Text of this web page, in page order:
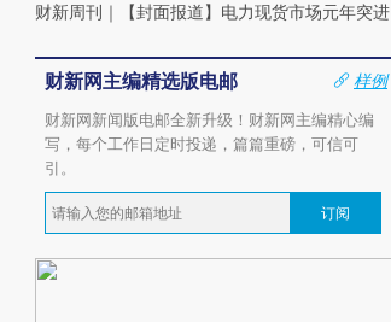
财新周刊 ｜ 【封面报道】电力现货市场元年突进
财新网主编精选版电邮
样例
财新网新闻版电邮全新升级！财新网主编精心编
写，每个工作日定时投递，篇篇重磅，可信可
引。
订阅